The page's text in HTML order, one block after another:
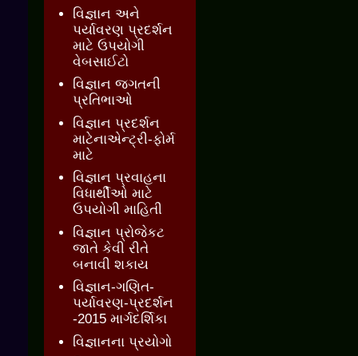
વિજ્ઞાન અને
પર્યાવરણ પ્રદર્શન
માટે ઉપયોગી
વેબસાઈટો
વિજ્ઞાન જગતની
પ્રતિભાઓ
વિજ્ઞાન પ્રદર્શન
માટેનાએન્ટ્રી-ફોર્મ
માટે
વિજ્ઞાન પ્રવાહના
વિધાર્થીઓ માટે
ઉપયોગી માહિતી
વિજ્ઞાન પ્રોજેકટ
જાતે કેવી રીતે
બનાવી શકાય
વિજ્ઞાન-ગણિત-
પર્યાવરણ-પ્રદર્શન
-2015 માર્ગદર્શિકા
વિજ્ઞાનના પ્રયોગો